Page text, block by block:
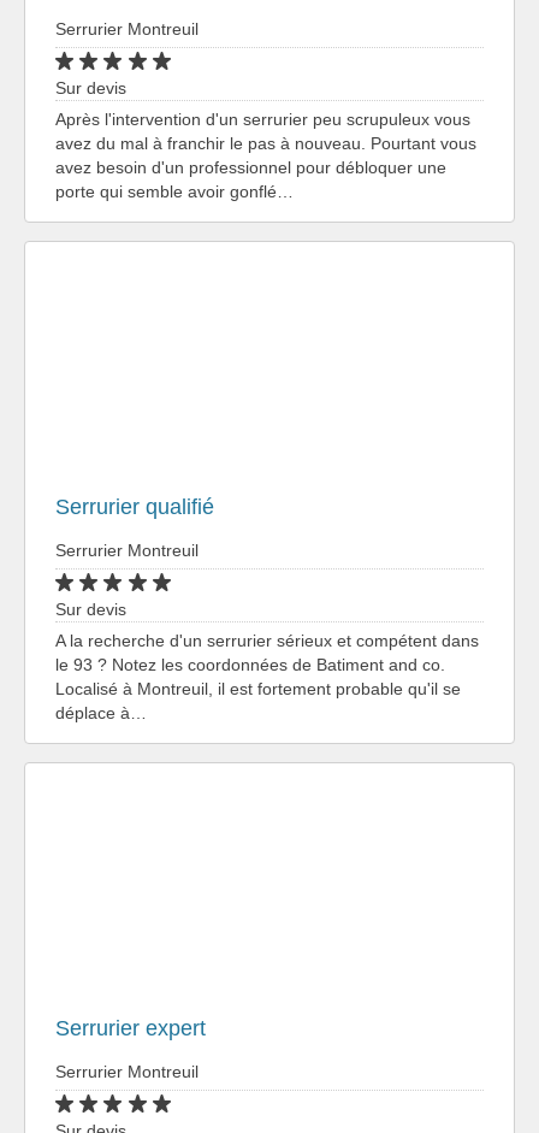
Serrurier Montreuil
Sur devis
Après l'intervention d'un serrurier peu scrupuleux vous
avez du mal à franchir le pas à nouveau. Pourtant vous
avez besoin d'un professionnel pour débloquer une
porte qui semble avoir gonflé…
Serrurier qualifié
Serrurier Montreuil
Sur devis
A la recherche d'un serrurier sérieux et compétent dans
le 93 ? Notez les coordonnées de Batiment and co.
Localisé à Montreuil, il est fortement probable qu'il se
déplace à…
Serrurier expert
Serrurier Montreuil